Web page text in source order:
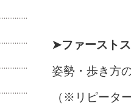
➤ファースト
姿勢・歩き方
（※リピータ